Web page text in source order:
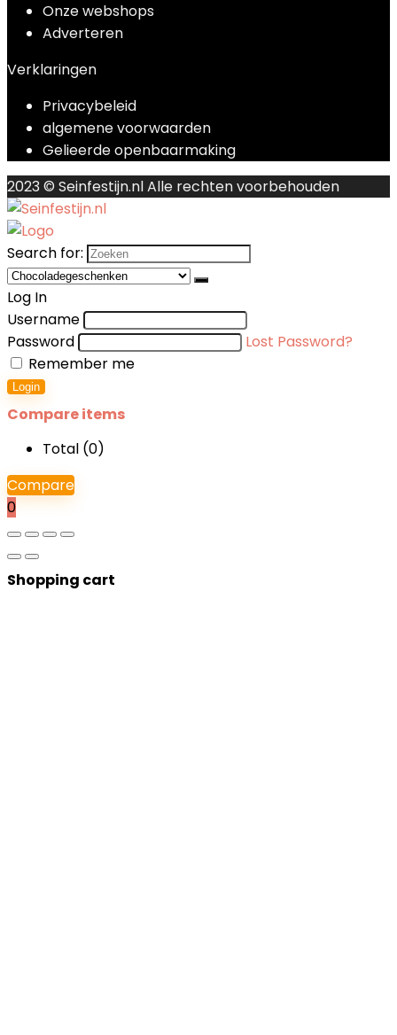
Onze webshops
Adverteren
Verklaringen
Privacybeleid
algemene voorwaarden
Gelieerde openbaarmaking
2023 © Seinfestijn.nl Alle rechten voorbehouden
Search for:
Log In
Username
Password
Lost Password?
Remember me
Login
Compare items
Total (0)
Compare
0
Shopping cart